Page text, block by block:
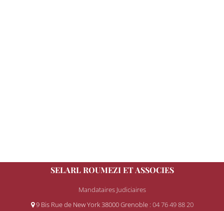
SELARL ROUMEZI ET ASSOCIES
Mandataires Judiciaires
9 Bis Rue de New York 38000 Grenoble : 04 76 49 88 20